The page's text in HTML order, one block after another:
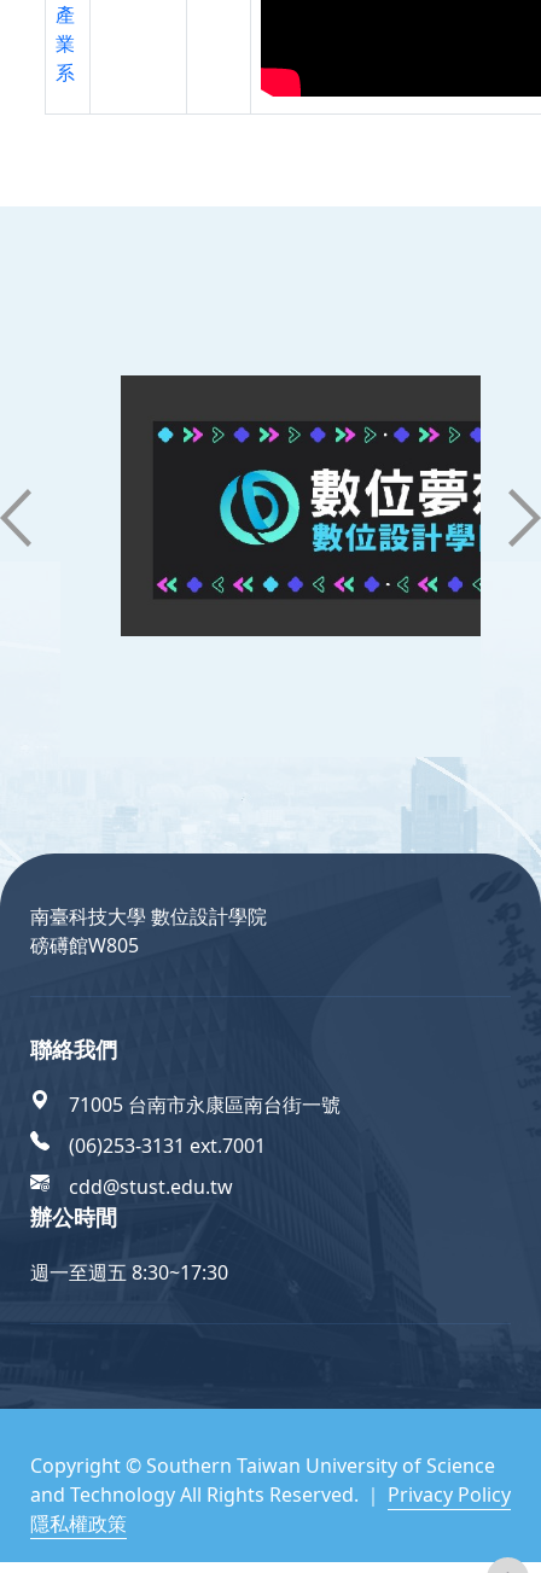
產
業
系
南臺科技大學 數位設計學院
磅礡館W805
聯絡我們
71005 台南市永康區南台街一號
(06)253-3131 ext.7001
cdd@stust.edu.tw
辦公時間
週一至週五 8:30~17:30
Copyright © Southern Taiwan University of Science
and Technology All Rights Reserved. ｜ Privacy Policy
隱私權政策